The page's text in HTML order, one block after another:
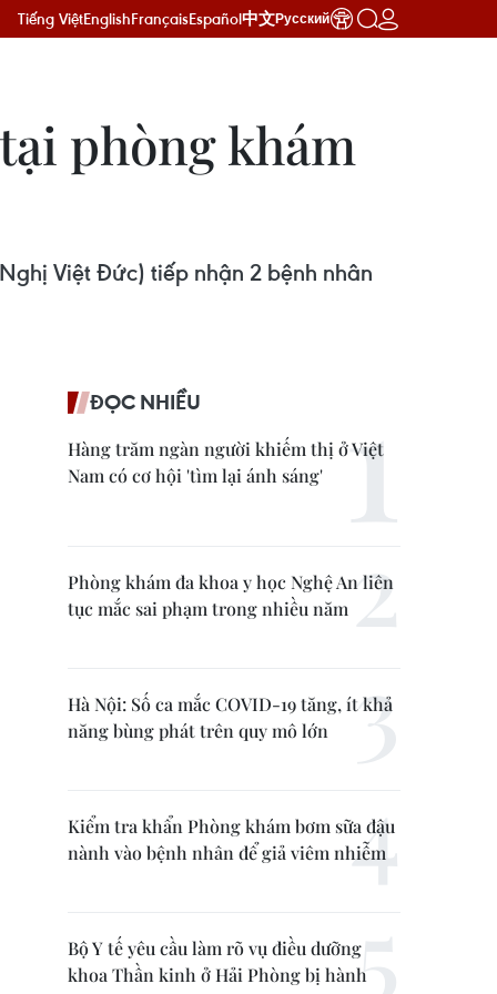
Tiếng ViệtEnglishFrançaisEspañol中文Русский
phòng khám
Việt Đức) tiếp nhận 2 bệnh nhân
ĐỌC NHIỀU
Hàng trăm ngàn người khiếm thị ở Việt
Nam có cơ hội 'tìm lại ánh sáng'
Phòng khám đa khoa y học Nghệ An liên
tục mắc sai phạm trong nhiều năm
Hà Nội: Số ca mắc COVID-19 tăng, ít khả
năng bùng phát trên quy mô lớn
Kiểm tra khẩn Phòng khám bơm sữa đậu
nành vào bệnh nhân để giả viêm nhiễm
Bộ Y tế yêu cầu làm rõ vụ điều dưỡng
khoa Thần kinh ở Hải Phòng bị hành